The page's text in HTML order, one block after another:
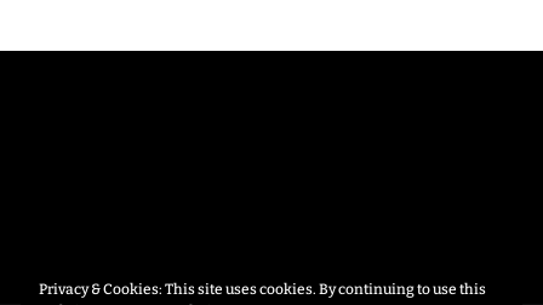
Privacy & Cookies: This site uses cookies. By continuing to use this